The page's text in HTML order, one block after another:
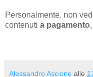
Personalmente, non
contenuti a pagamento
Alessandro Ascione alle